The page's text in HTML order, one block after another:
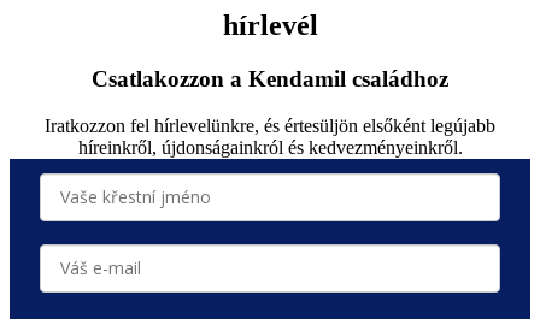
hírlevél
Csatlakozzon a Kendamil családhoz
Iratkozzon fel hírlevelünkre, és értesüljön elsőként legújabb
híreinkről, újdonságainkról és kedvezményeinkről.